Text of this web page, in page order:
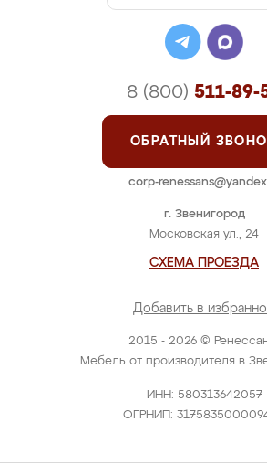
2015 - 2026 ©
Мебель от производителя в
ИНН: 580313642057
ОГРНИП:
г. Звенигород
Московская ул., 24
СХЕМА ПРОЕЗДА
Добавить в
8 (800) 511-89-
ОБРАТНЫЙ
corp-